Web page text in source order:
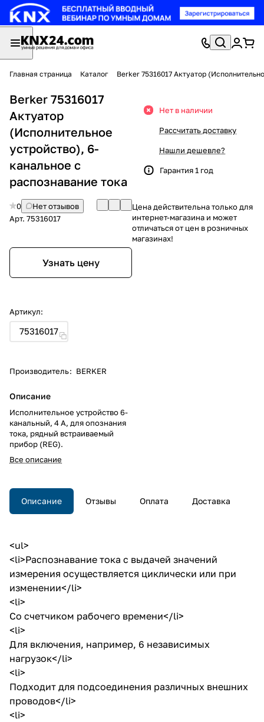
Главная страница Каталог Berker 75316017 Актуатор
Berker 75316017
Актуатор
(Исполнительное
устройство), 6-
канальное с
распознавание тока
0
Нет отзывов
Арт. 75316017
Узнать цену
Артикул:
75316017
Производитель: BERKER
Описание
Исполнительное устройство 6-
канальный, 4 А, для опознания
тока, рядный встраиваемый
прибор (REG).
Все описание
Нет в наличии
Рассчитать доставку
Нашли дешевле?
Гарантия 1 год
Цена действительна только для
интернет-магазина и может
отличаться от цен в розничных
магазинах!
Описание Отзывы Оплата Доставка
<ul>
<li>Распознавание тока с выдачей значений
измерения осуществляется циклически или при
изменении</li>
<li>
Со счетчиком рабочего времени</li>
<li>
Для включения, например, 6 независимых
нагрузок</li>
<li>
Подходит для подсоединения различных внешних
проводов</li>
<li>